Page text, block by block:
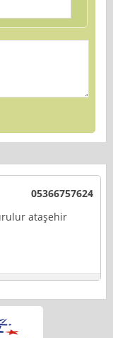
05366757624
ataşehir